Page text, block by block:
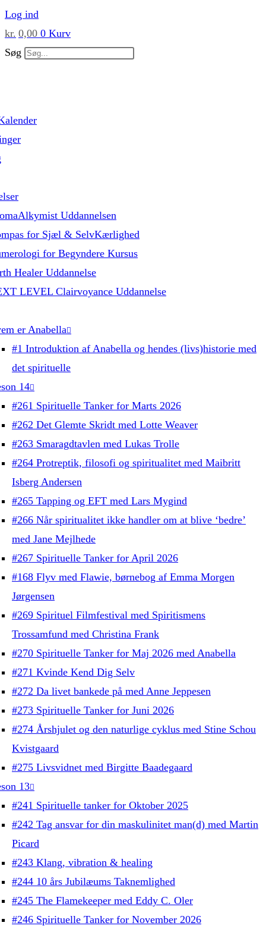
Skip
to
content
Log ind
kr. 0,00 0 Kurv
Søg
Uddannelsen
for Sjæl & SelvKærlighed
for Begyndere Kursus
Healer Uddannelse
LEVEL Clairvoyance Uddannelse
er Anabella
#1 Introduktion af Anabella og hendes (livs)historie med
det spirituelle
14
#261 Spirituelle Tanker for Marts 2026
#262 Det Glemte Skridt med Lotte Weaver
#263 Smaragdtavlen med Lukas Trolle
#264 Protreptik, filosofi og spiritualitet med Maibritt
Isberg Andersen
#265 Tapping og EFT med Lars Mygind
#266 Når spiritualitet ikke handler om at blive ‘bedre’
med Jane Mejlhede
#267 Spirituelle Tanker for April 2026
#168 Flyv med Flawie, børnebog af Emma Morgen
Jørgensen
#269 Spirituel Filmfestival med Spiritismens
Trossamfund med Christina Frank
#270 Spirituelle Tanker for Maj 2026 med Anabella
#271 Kvinde Kend Dig Selv
#272 Da livet bankede på med Anne Jeppesen
#273 Spirituelle Tanker for Juni 2026
#274 Årshjulet og den naturlige cyklus med Stine Schou
Kvistgaard
#275 Livsvidnet med Birgitte Baadegaard
13
#241 Spirituelle tanker for Oktober 2025
#242 Tag ansvar for din maskulinitet man(d) med Martin
Picard
#243 Klang, vibration & healing
#244 10 års Jubilæums Taknemlighed
#245 The Flamekeeper med Eddy C. Oler
#246 Spirituelle Tanker for November 2026